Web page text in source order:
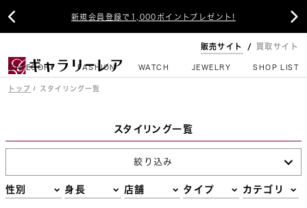
新規会員登録で1,000ポイントプレゼント!
 
販売サイト 買取サイト
CATEGORY FASHION WATCH JEWELRY SHOP LIST
トップ スタイリング一覧
スタイリング一覧
絞り込み
性別 身長 店舗 タイプ カテゴリ